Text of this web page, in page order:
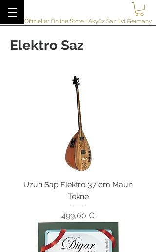
Offizieller Online Store I Akyüz Saz Evi Germany
Elektro Saz
Uzun Sap Elektro 37 cm Maun
Tekne
Preis
499,00 €